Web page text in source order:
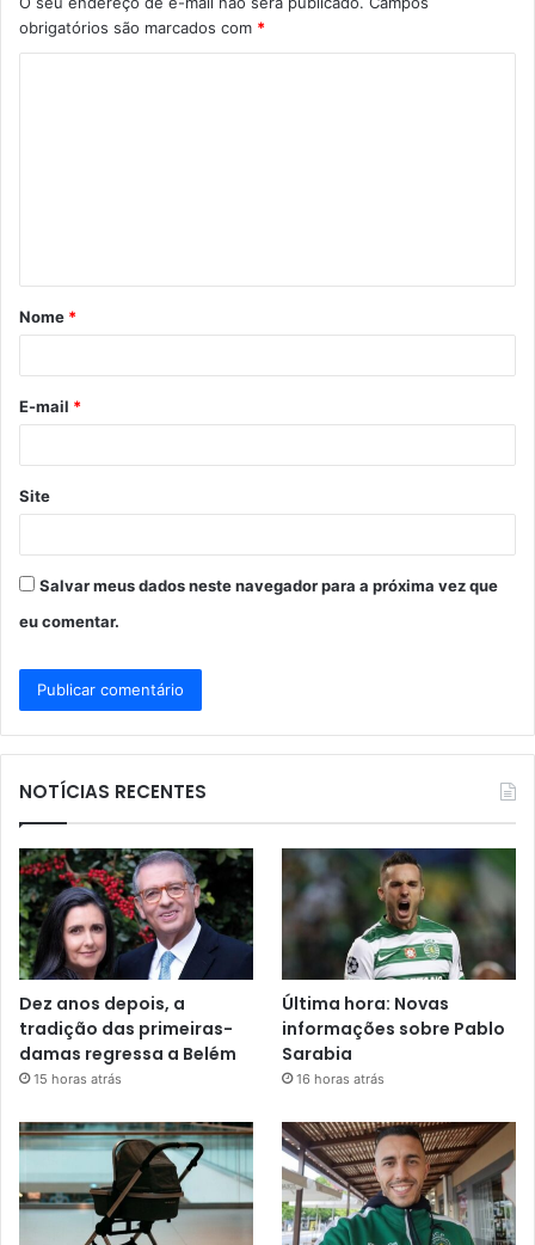
obrigatórios são marcados com *
á
r
*
Nome *
E-mail *
Site
Salvar meus dados neste navegador para a próxima vez que
eu comentar.
NOTÍCIAS RECENTES
Dez anos depois, a
tradição das primeiras-
damas regressa a Belém
15 horas atrás
Última hora: Novas
informações sobre Pablo
Sarabia
16 horas atrás